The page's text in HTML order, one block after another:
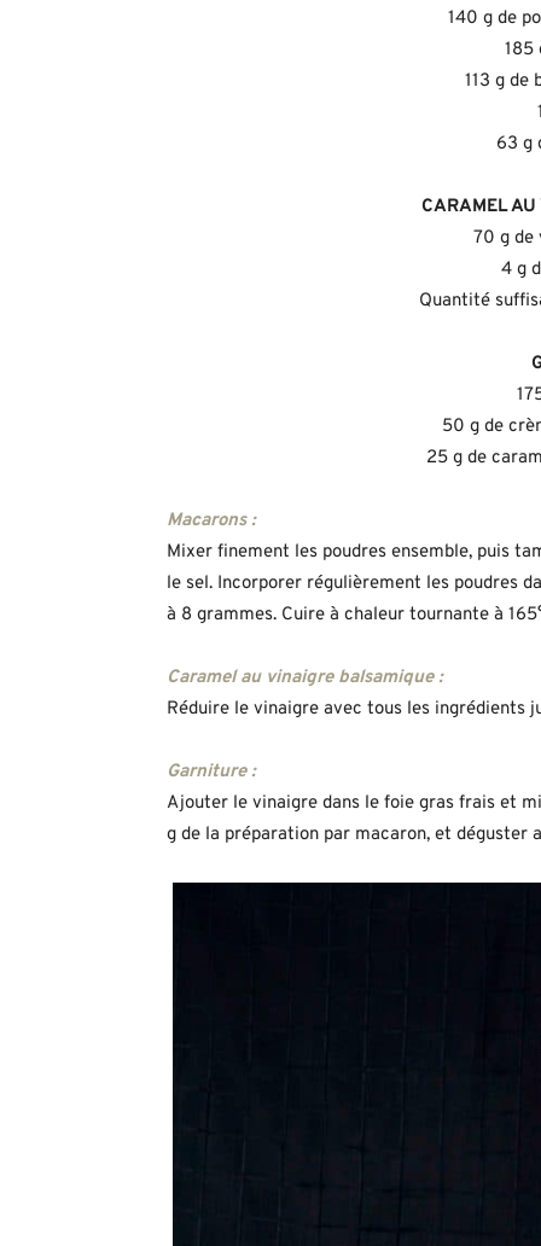
140 g de
185
113 g de
63 g
CARAMEL
70 g de
4 g
Quantité
50 g de
25 g de
Macarons :
Mixer finement les poudres ensemble, puis
le sel. Incorporer régulièrement les poudres
à 8 grammes. Cuire à chaleur tournante à
Caramel au vinaigre balsamique :
Réduire le vinaigre avec tous les ingrédients
Garniture :
Ajouter le vinaigre dans le foie gras frais et
g de la préparation par macaron, et déguster